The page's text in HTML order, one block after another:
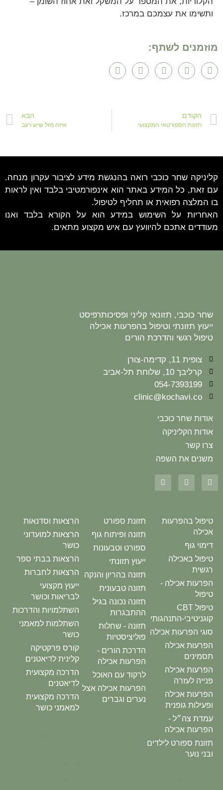
ותשימו את עצמכם במרכז.
מוזמנים לשתף:
הקודם
תזונת הספורטאי המקצועי
הבא
איזה מזל שיש רעב
קליניקה שחר כוכבי רואה בהנגשת מידע לציבור עקרון מנחה.
עם זאת, כל המידע באתר הוא אינפורמטיבי בלבד ואין לראות
בו המלצה רפואית או תחליף לטיפול.
האחריות על השימוש במידע הוא על הקורא בלבד ואנו
מעודדים אתכם להיוועץ עם איש מקצוע מתאים.
שחר כוכבי, תזונאי קליני ופסיכותרפיסט
ייעוץ תזונתי וטיפול בהפרעות אכילה
טיפול רגשי והדרכת הורים
צופית 11, קדימה-צורן
קרליבך 10, שלוחת תל-אביב
054-7393199
clinic@kochavi.co
אודות שחר כוכבי
אודות הקליניקה
צרו קשר
משנים את השפה
טיפול בהפרעות
אכילה
דימוי גוף
טיפול באכילה
רגשית
הפרעות אכילה -
טיפול
טיפול CBT
קוגניטיבי-התנהגותי
סוגי הפרעות אכילה
הפרעות אכילה
תסמינים
הפרעות אכילה
פנייה לעזרה
הפרעות אכילה
ופעילות גופנית
עמדת צה״ל -
הפרעות אכילה
תזונת ספורט לילדים
ובני נוער
תזונת ספורט
תזונה ופיתוח גוף
ספורט וטבעונות
ייעוץ תזונתי
תזונה בהריון והנקה
תזונה טבעונית
תזונה נכונה בגיל
ההתבגרות
תזונה - שחלות
פוליציסטיות
הדרכת הורים -
הפרעות אכילה
לרקוד עם האוכל
הפרעות אכילה אצל
נערים וגברים
הרצאות וסדנאות
הרצאות למועדוני
כושר
הרצאות בבתי ספר
הרצאות לחברות
ייעוץ מקצועי
לבריאות וכושר
השתלמויות והדרכות
השתלמות למאמני
כושר
קורס פרקטיקה
קלינית לדיאטנים
הדרכה מקצועית
לדיאטנים
הדרכה מקצועית
למאמני כושר